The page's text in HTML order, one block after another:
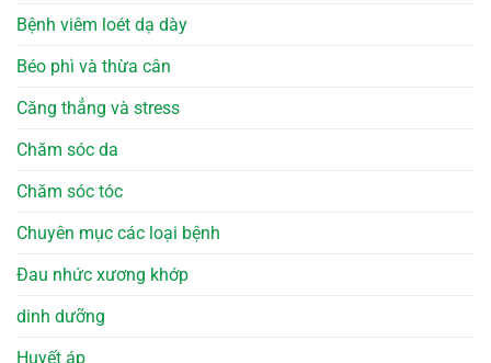
Bệnh viêm loét dạ dày
Béo phì và thừa cân
Căng thẳng và stress
Chăm sóc da
Chăm sóc tóc
Chuyên mục các loại bệnh
Đau nhức xương khớp
dinh dưỡng
Huyết áp